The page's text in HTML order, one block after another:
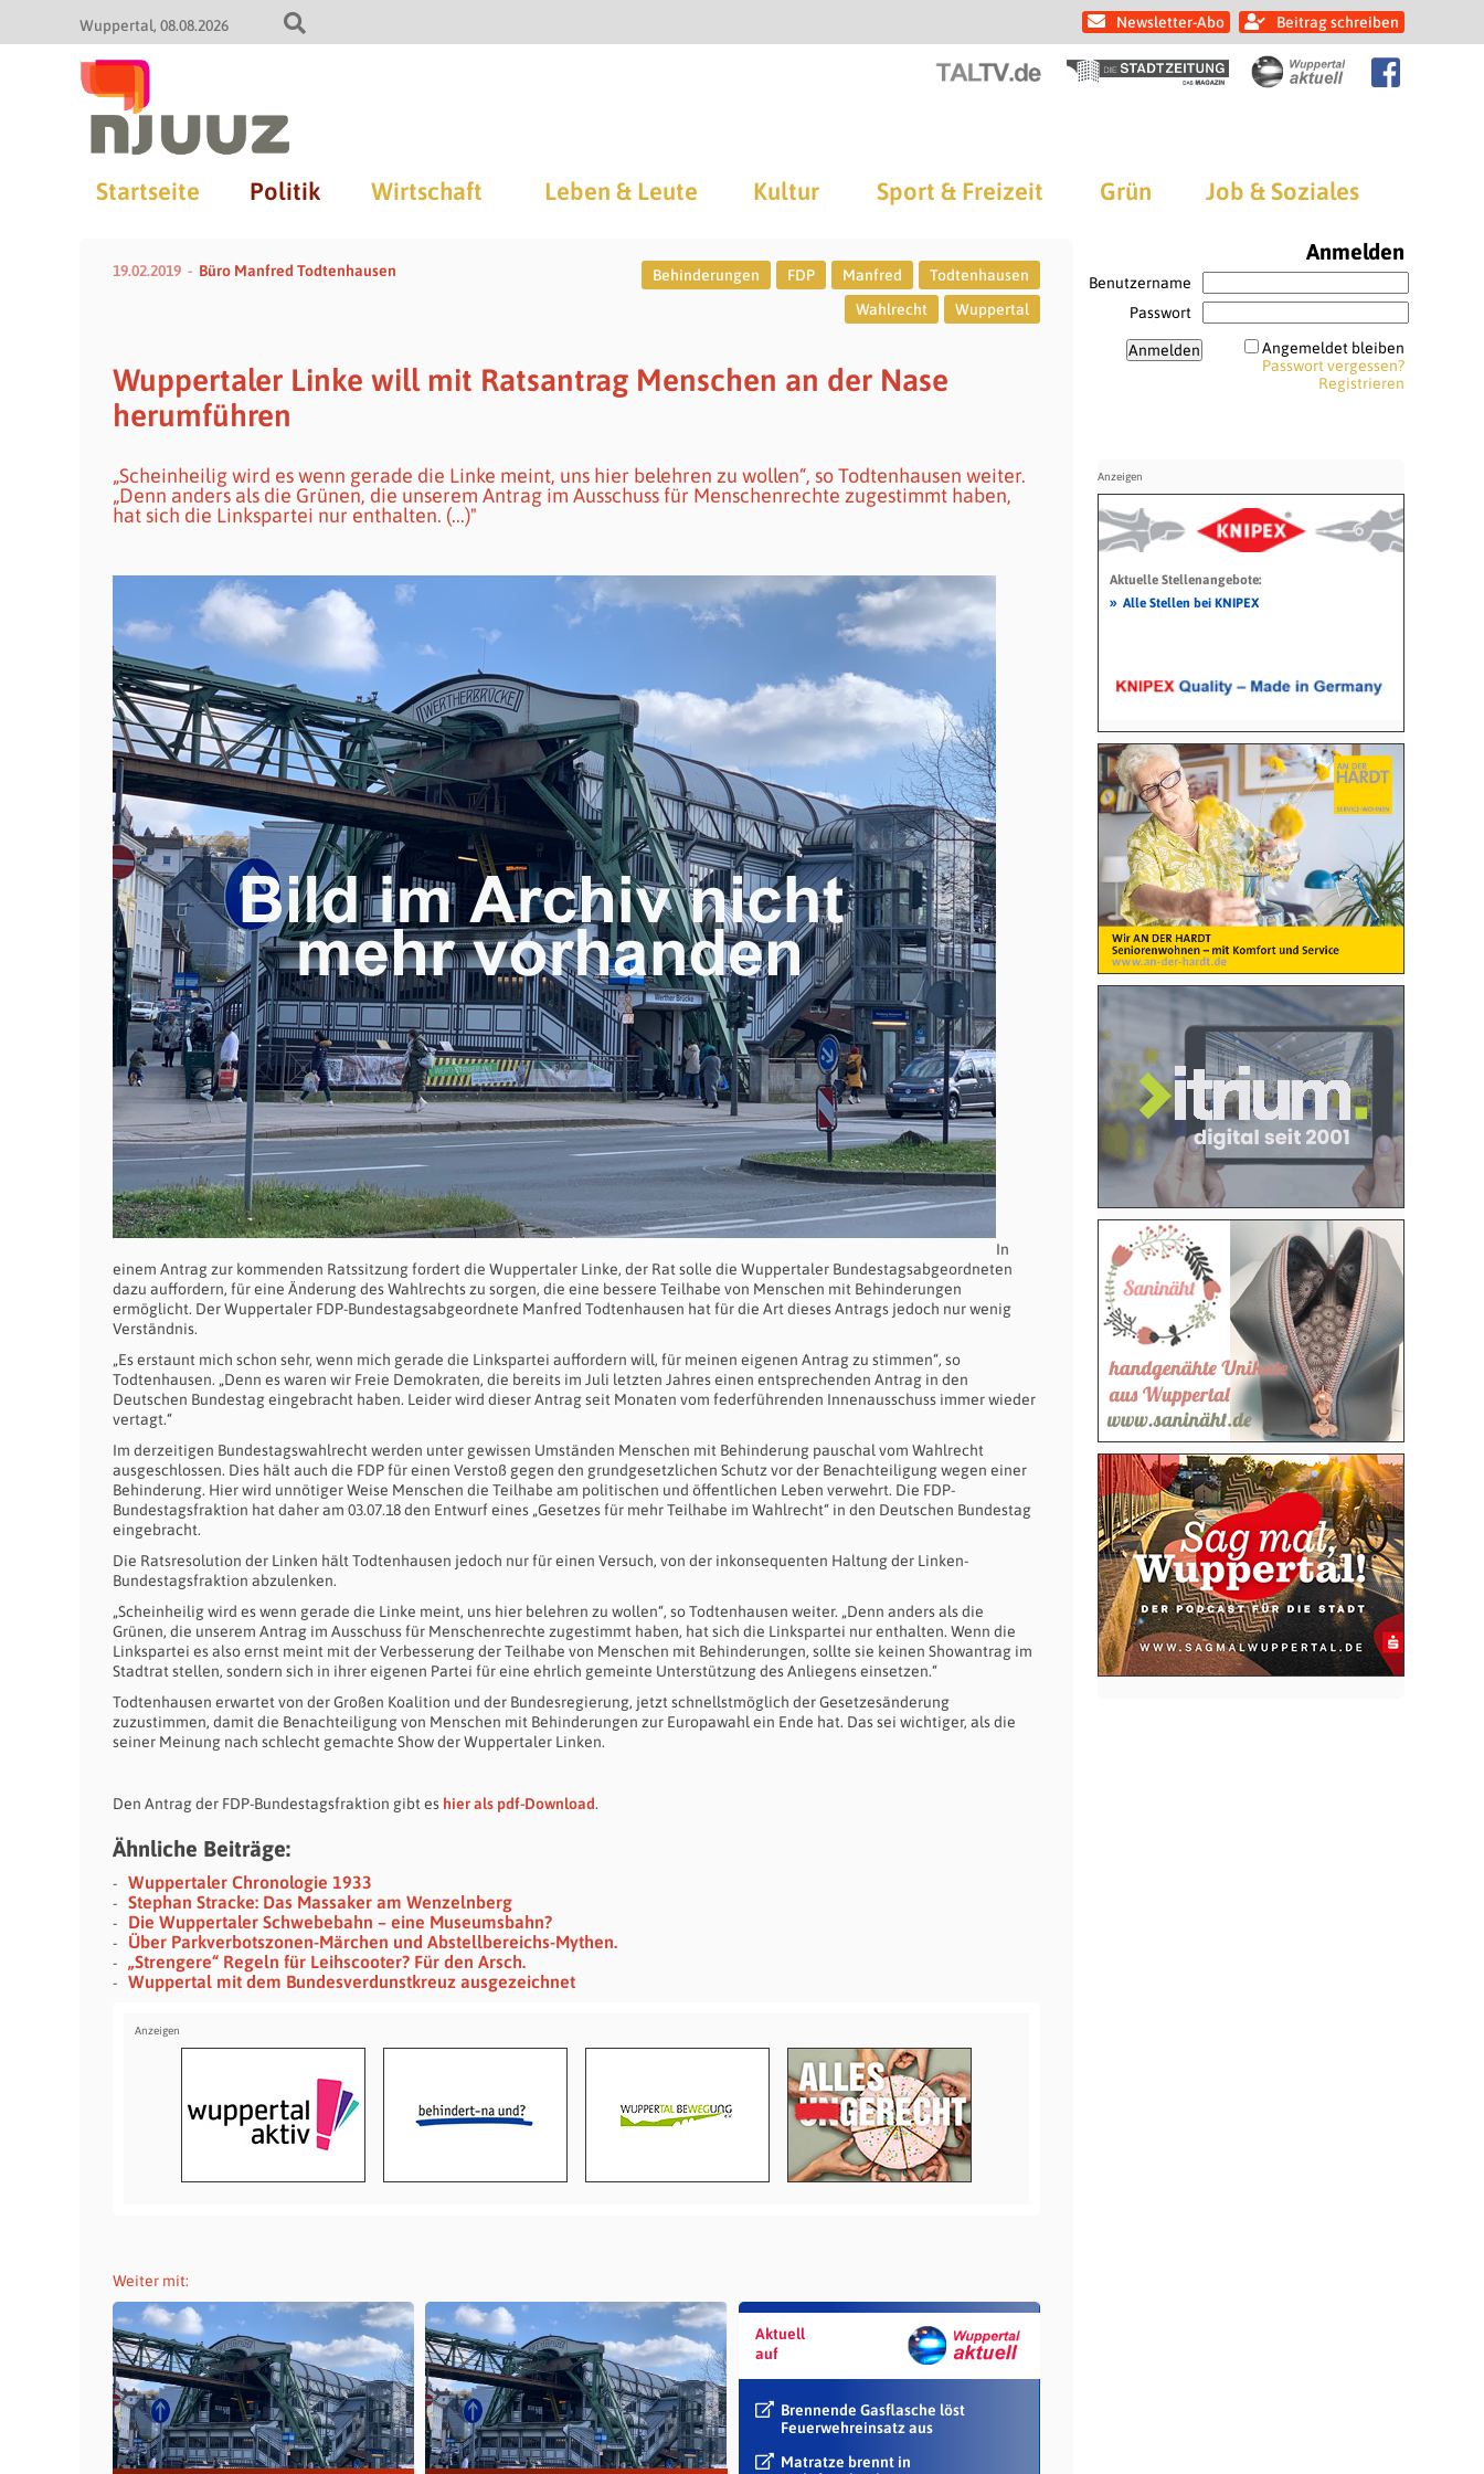
Wuppertal 08.08.2026 Newsletter-Abo Beitrag schreiben
Startseite Politik Wirtschaft Leben & Leute Kultur Sport & Freizeit Grün Job & Soziales
19.02.2019 Büro Manfred Todtenhausen Behinderungen FDP Manfred
Todtenhausen
Wahlrecht
Wuppertal
Wuppertaler Linke will mit Ratsantrag Menschen an der Nase
herumführen
„Scheinheilig wird es wenn gerade die Linke meint, uns hier belehren zu wollen“, so Todtenhausen weiter.
„Denn anders als die Grünen, die unserem Antrag im Ausschuss für Menschenrechte zugestimmt haben,
hat sich die Linkspartei nur enthalten. (...)"
In
einem Antrag zur kommenden Ratssitzung fordert die Wuppertaler Linke, der Rat solle die Wuppertaler Bundestagsabgeordneten
dazu auffordern, für eine Änderung des Wahlrechts zu sorgen, die eine bessere Teilhabe von Menschen mit Behinderungen
ermöglicht. Der Wuppertaler FDP-Bundestagsabgeordnete Manfred Todtenhausen hat für die Art dieses Antrags jedoch nur wenig
Verständnis.
„Es erstaunt mich schon sehr, wenn mich gerade die Linkspartei auffordern will, für meinen eigenen Antrag zu stimmen“, so
Todtenhausen. „Denn es waren wir Freie Demokraten, die bereits im Juli letzten Jahres einen entsprechenden Antrag in den
Deutschen Bundestag eingebracht haben. Leider wird dieser Antrag seit Monaten vom federführenden Innenausschuss immer wieder
vertagt.“
Im derzeitigen Bundestagswahlrecht werden unter gewissen Umständen Menschen mit Behinderung pauschal vom Wahlrecht
ausgeschlossen. Dies hält auch die FDP für einen Verstoß gegen den grundgesetzlichen Schutz vor der Benachteiligung wegen einer
Behinderung. Hier wird unnötiger Weise Menschen die Teilhabe am politischen und öffentlichen Leben verwehrt. Die FDP-
Bundestagsfraktion hat daher am 03.07.18 den Entwurf eines „Gesetzes für mehr Teilhabe im Wahlrecht“ in den Deutschen Bundestag
eingebracht.
Die Ratsresolution der Linken hält Todtenhausen jedoch nur für einen Versuch, von der inkonsequenten Haltung der Linken-
Bundestagsfraktion abzulenken.
„Scheinheilig wird es wenn gerade die Linke meint, uns hier belehren zu wollen“, so Todtenhausen weiter. „Denn anders als die
Grünen, die unserem Antrag im Ausschuss für Menschenrechte zugestimmt haben, hat sich die Linkspartei nur enthalten. Wenn die
Linkspartei es also ernst meint mit der Verbesserung der Teilhabe von Menschen mit Behinderungen, sollte sie keinen Showantrag im
Stadtrat stellen, sondern sich in ihrer eigenen Partei für eine ehrlich gemeinte Unterstützung des Anliegens einsetzen.“
Todtenhausen erwartet von der Großen Koalition und der Bundesregierung, jetzt schnellstmöglich der Gesetzesänderung
zuzustimmen, damit die Benachteiligung von Menschen mit Behinderungen zur Europawahl ein Ende hat. Das sei wichtiger, als die
seiner Meinung nach schlecht gemachte Show der Wuppertaler Linken.
Den Antrag der FDP-Bundestagsfraktion gibt es hier als pdf-Download.
Ähnliche Beiträge:
Wuppertaler Chronologie 1933
Stephan Stracke: Das Massaker am Wenzelnberg
Die Wuppertaler Schwebebahn – eine Museumsbahn?
Über Parkverbotszonen-Märchen und Abstellbereichs-Mythen.
„Strengere“ Regeln für Leihscooter? Für den Arsch.
Wuppertal mit dem Bundesverdunstkreuz ausgezeichnet
Weiter mit:
Aktuell
auf
Brennende Gasflasche löst
Feuerwehreinsatz aus
Matratze brennt in
Anmelden
Benutzername
Passwort
Angemeldet bleiben
Passwort vergessen?
Registrieren
Aktuelle Stellenangebote:
» Alle Stellen bei KNIPEX